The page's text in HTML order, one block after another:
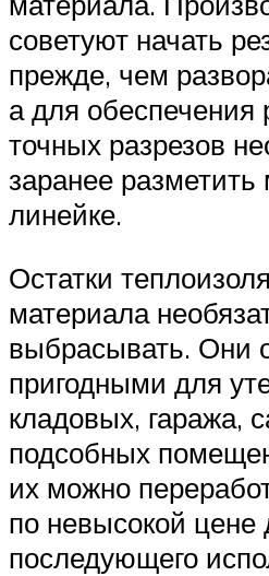
советуют начать
прежде, чем
а для обеспечения
точных разрезов
заранее
линейке.
Остатки
материала
выбрасывать. Они
пригодными для
кладовых, гаража,
подсобных
их можно
по невысокой цене
последующего